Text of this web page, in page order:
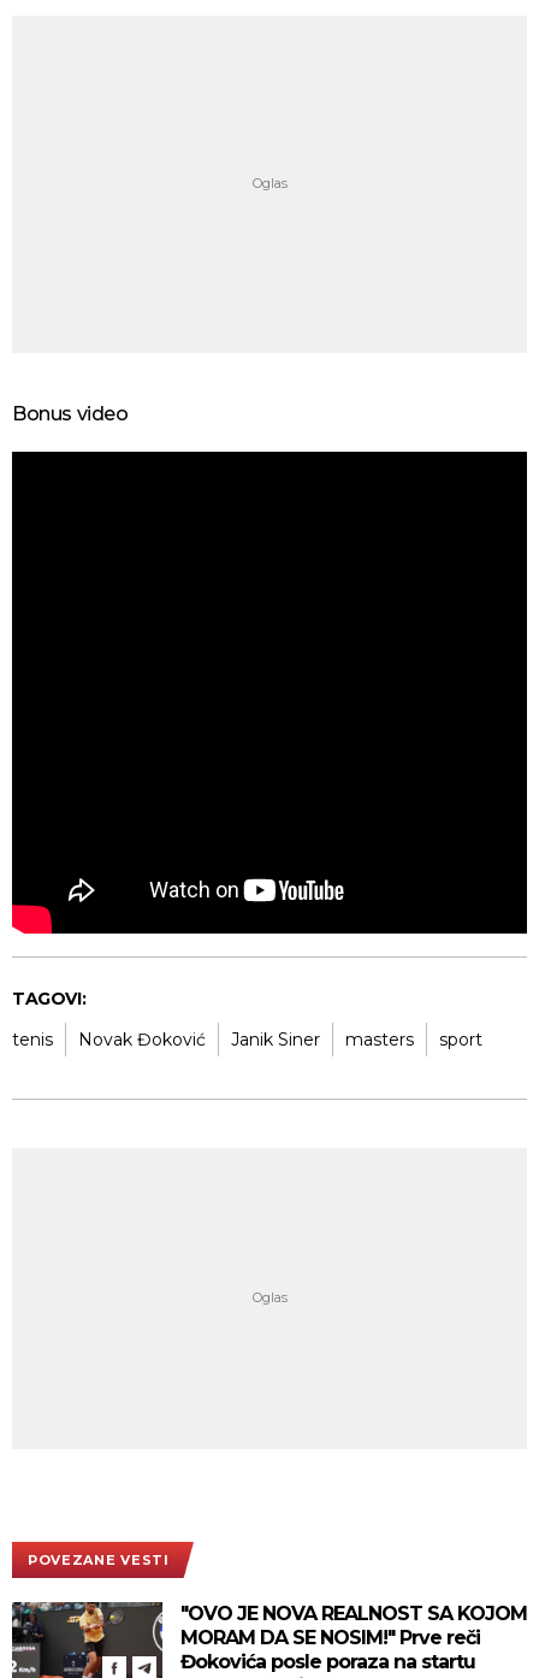
Bonus video
TAGOVI:
tenis
Novak Đoković Janik Siner masters sport
POVEZANE VESTI
"OVO JE NOVA REALNOST SA KOJOM
MORAM DA SE NOSIM!" Prve reči
Đokovića posle poraza na startu